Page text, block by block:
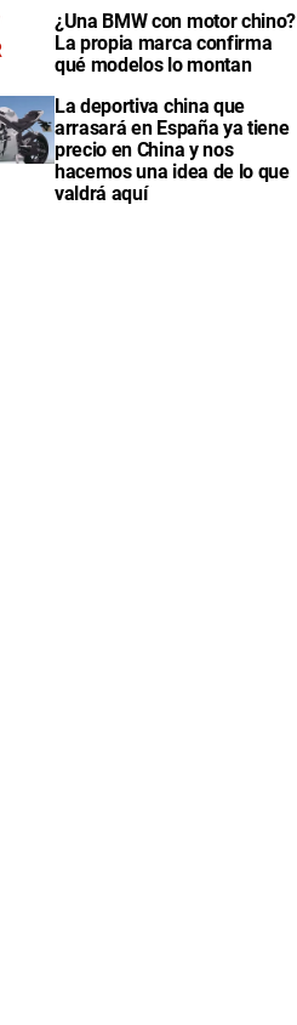
¿Una BMW con motor chino?
La propia marca confirma
qué modelos lo montan
La deportiva china que
arrasará en España ya tiene
precio en China y nos
hacemos una idea de lo que
valdrá aquí